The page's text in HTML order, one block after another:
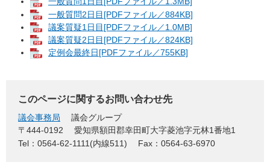
一般質問2日目[PDFファイル／884KB]
議案質疑1日目[PDFファイル／1.0MB]
議案質疑2日目[PDFファイル／824KB]
定例会最終日[PDFファイル／755KB]
このページに関するお問い合わせ先
議会事務局
議会グループ
〒444-0192
愛知県額田郡幸田町大字菱池字元林1番地1
Tel：0564-62-1111(内線511)
Fax：0564-63-6970